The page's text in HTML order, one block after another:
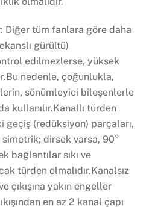
Diğer tüm fanlara göre daha
gürültü)
edilmezlerse, yüksek
nedenle, çoğunlukla,
sönümleyici bileşenlerle
kullanılır.Kanallı türden
geçiş (redüksiyon) parçaları,
dirsek varsa, 90°
bağlantılar sıkı ve
türden olmalıdır.Kanalsız
çıkışına yakın engeller
en az 2 kanal çapı